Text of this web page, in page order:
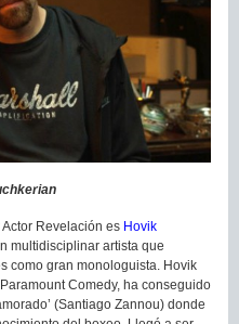
Revelación es Hovik
multidisciplinar artista que
como gran monologuista. Hovik
Comedy, ha conseguido
(Santiago Zannou) donde